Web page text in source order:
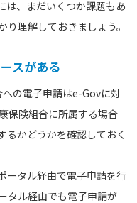
は、まだいくつか課題もあ
理解しておきましょう。
スがある
の電子申請はe-Govに対
保険組合に所属する場合
るかどうかを確認しておく
ータル経由で電子申請を行
タル経由でも電子申請が